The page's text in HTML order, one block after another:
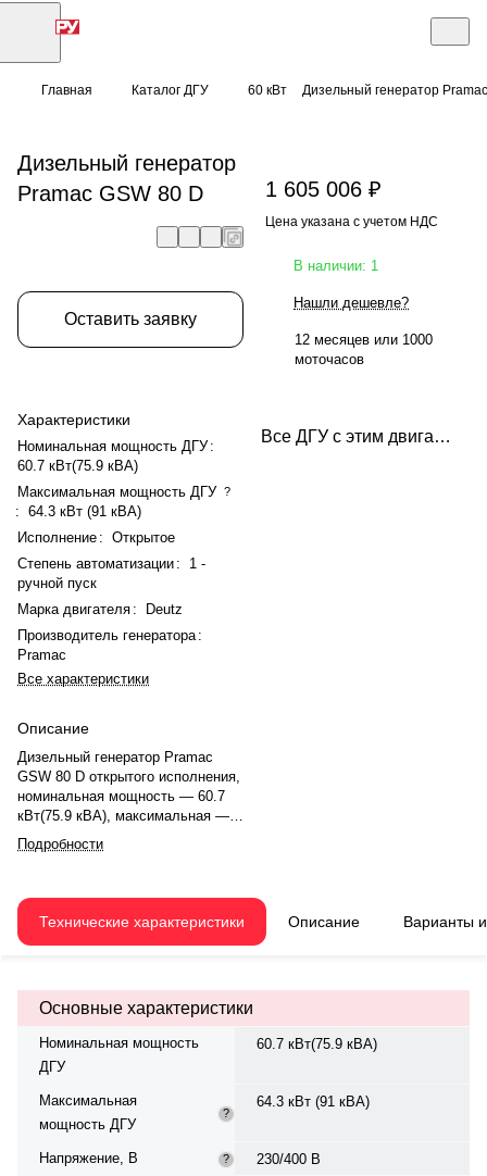
Главная Каталог ДГУ 60 кВт Дизельный генератор
Дизельный генератор
Pramac GSW 80 D
Оставить заявку
Характеристики
Номинальная мощность ДГУ :
60.7 кВт(75.9 кВА)
Максимальная мощность ДГУ ?
: 64.3 кВт (91 кВА)
Исполнение : Открытое
Степень автоматизации :
1 -
ручной пуск
Марка двигателя :
Deutz
Производитель генератора :
Pramac
Все характеристики
Описание
Дизельный генератор Pramac
GSW 80 D открытого исполнения,
номинальная мощность — 60.7
кВт(75.9 кВА), максимальная —
64.3 кВт (91 кВА). Двигатель
Deutz BF4M 2012C, рядное, 4.0-
оборотов. Система охлаждения
— жидкостная. Частота
230/400 В, 50 Гц, . Расход
топлива: 13.73 л/ч при 75%..
75% мощности — 17.5 ч. Вес —
945 кг, габариты: 2200×1000×1743
гарантия — 12 месяцев или 1000
моточасов.
Подробности
1 605 006 ₽
Цена указана с учетом НДС
В наличии: 1
Нашли дешевле?
12 месяцев или 1000
моточасов
Все ДГУ с этим двигателем
Технические характеристики Описание Варианты
Основные характеристики
Номинальная мощность
ДГУ
60.7 кВт(75.9 кВА)
Максимальная
мощность ДГУ
?
64.3 кВт (91 кВА)
Напряжение, В ?
230/400 В